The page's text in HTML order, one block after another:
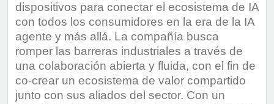
dispositivos para conectar el ecosistema de IA
con todos los consumidores en la era de la IA
agente y más allá. La compañía busca
romper las barreras industriales a través de
una colaboración abierta y fluida, con el fin de
co-crear un ecosistema de valor compartido
junto con sus aliados del sector. Con un